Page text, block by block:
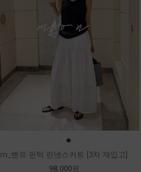
●
m_밴프 핀턱 린넨스커트 [3차 재입고]
98,000원